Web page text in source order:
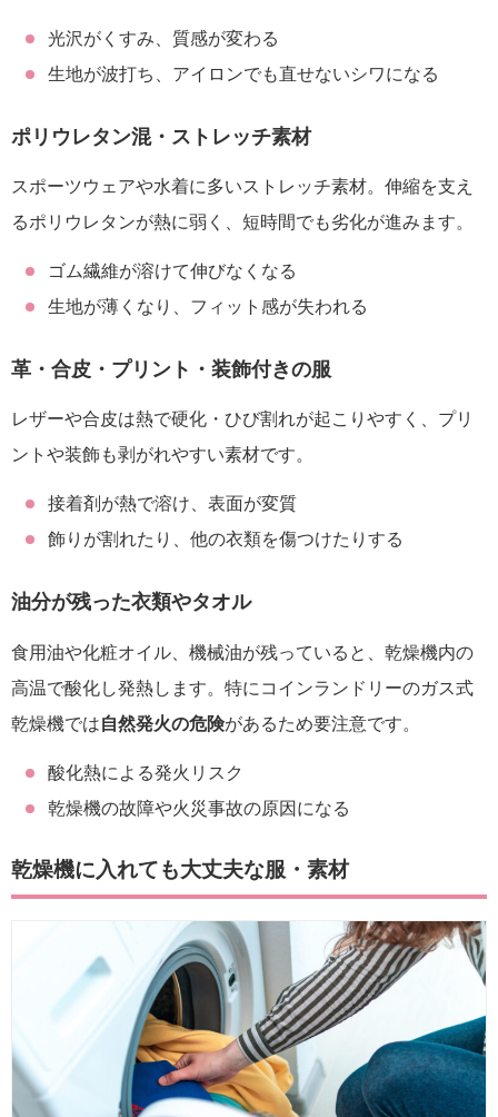
光沢がくすみ、質感が変わる
生地が波打ち、アイロンでも直せないシワになる
ポリウレタン混・ストレッチ素材
スポーツウェアや水着に多いストレッチ素材。伸縮を支え
るポリウレタンが熱に弱く、短時間でも劣化が進みます。
ゴム繊維が溶けて伸びなくなる
生地が薄くなり、フィット感が失われる
革・合皮・プリント・装飾付きの服
レザーや合皮は熱で硬化・ひび割れが起こりやすく、プリ
ントや装飾も剥がれやすい素材です。
接着剤が熱で溶け、表面が変質
飾りが割れたり、他の衣類を傷つけたりする
油分が残った衣類やタオル
食用油や化粧オイル、機械油が残っていると、乾燥機内の
高温で酸化し発熱します。特にコインランドリーのガス式
乾燥機では自然発火の危険があるため要注意です。
酸化熱による発火リスク
乾燥機の故障や火災事故の原因になる
乾燥機に入れても大丈夫な服・素材